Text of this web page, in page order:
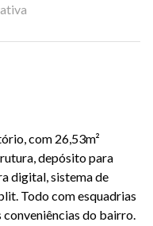
com 26,53m²
depósito para
digital, sistema de
Todo com esquadrias
conveniências do bairro.